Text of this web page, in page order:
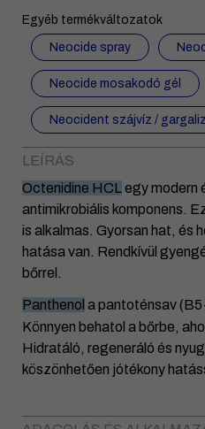
Egyéb termékváltozatok
Neocide spray
Neocide mosakodó gél
Neocident szájvíz /
LEÍRÁS
Octenidine HCL egy modern
antimikrobiális komponens.
is alkalmas. Gyorsan hat, és
hatása van. Rendkívül
bőrrel.
Panthenol a pantoténsav
Könnyen behatol a bőrbe,
Hidratáló, regeneráló és
köszönhetően jótékony